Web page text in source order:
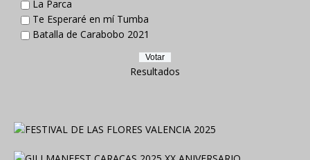
La Parca
Te Esperaré en mí Tumba
Batalla de Carabobo 2021
Resultados